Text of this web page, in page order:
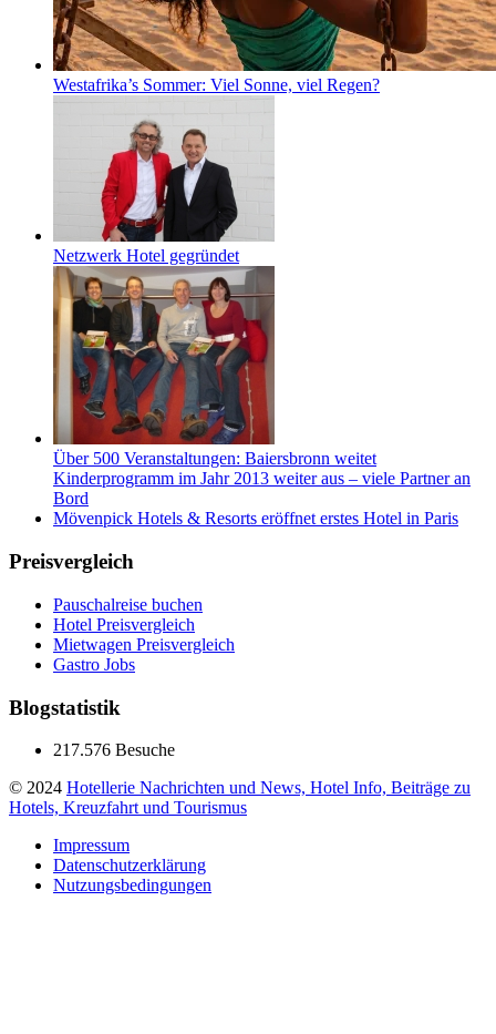
Westafrika’s Sommer: Viel Sonne, viel Regen?
Netzwerk Hotel gegründet
Über 500 Veranstaltungen: Baiersbronn weitet
Kinderprogramm im Jahr 2013 weiter aus – viele Partner an
Bord
Mövenpick Hotels & Resorts eröffnet erstes Hotel in Paris
Preisvergleich
Pauschalreise buchen
Hotel Preisvergleich
Mietwagen Preisvergleich
Gastro Jobs
Blogstatistik
217.576 Besuche
© 2024 Hotellerie Nachrichten und News, Hotel Info, Beiträge zu
Hotels, Kreuzfahrt und Tourismus
Impressum
Datenschutzerklärung
Nutzungsbedingungen